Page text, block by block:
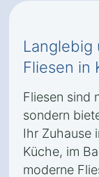
Langlebig
Fliesen in
Fliesen sind
sondern
Ihr Zuhause
Küche, im
moderne